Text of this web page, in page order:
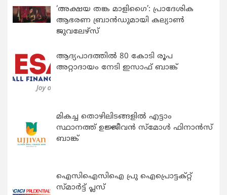
‘അക്ഷയ തങ്ക മാളിഗൈ’: പ്രാദേശിക
ആഭരണ ബ്രാന്‍ഡുമായി കല്യാണ്‍
ജുവലേഴ്‌സ്
ആദ്യപാദത്തിൽ 80 കോടി രൂപ
അറ്റാദായം നേടി ഇസാഫ് ബാങ്ക്
മികച്ച തൊഴിലിടങ്ങളിൽ എട്ടാം
സ്ഥാനത്ത് ഉജ്ജീവൻ സ്മോൾ ഫിനാൻസ്
ബാങ്ക്
ഐസിഐസിഐ പ്രു ഐപ്രൊട്ടക്റ്റ്
സ്മാർട്ട് പ്ലസ്